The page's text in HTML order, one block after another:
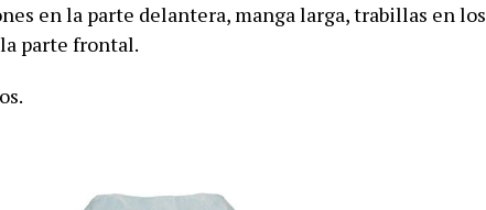
en la parte delantera, manga larga, trabillas en los
parte frontal.